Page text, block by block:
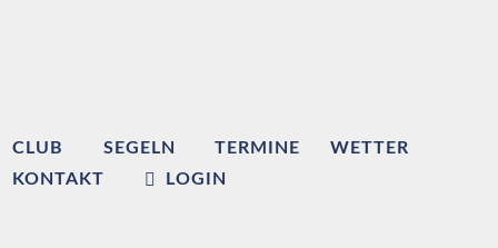
CLUB SEGELN TERMINE
WETTER
KONTAKT
LOGIN